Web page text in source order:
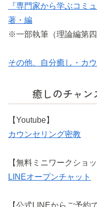
『専門家から学ぶコ
著・編
※一部執筆（理論編第
その他、自分癒し・カ
癒しのチャン
【Youtube】
カウンセリング密教
【無料ミニワークショッ
LINEオープンチャット
【公式LINEからご予約